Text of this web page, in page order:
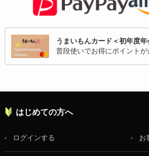
うまいもんカード＜初年度年
普段使いでお得にポイントが
はじめての方へ
ログインする お